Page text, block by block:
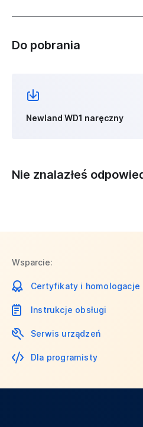
Do pobrania
Newland WD1 naręczny
Nie znalazłeś
Wsparcie:
Certyfikaty i homologacje
Instrukcje obsługi
Serwis urządzeń
Dla programisty